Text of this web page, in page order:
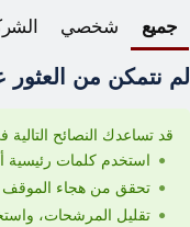
جميع شخصي
لم نتمكن من العثور
قد تساعدك النصائح
استخدم كلمات رئيسية
تحقق من هجاء الموقف
تقليل المرشحات،